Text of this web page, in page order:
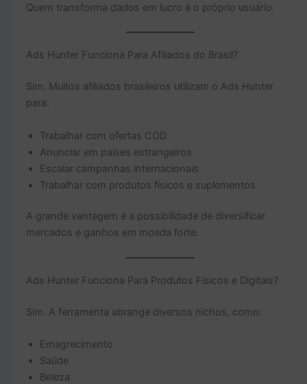
Quem transforma dados em lucro é o próprio usuário.
Ads Hunter Funciona Para Afiliados do Brasil?
Sim. Muitos afiliados brasileiros utilizam o Ads Hunter
para:
Trabalhar com ofertas COD
Anunciar em países estrangeiros
Escalar campanhas internacionais
Trabalhar com produtos físicos e suplementos
A grande vantagem é a possibilidade de diversificar
mercados e ganhos em moeda forte.
Ads Hunter Funciona Para Produtos Físicos e Digitais?
Sim. A ferramenta abrange diversos nichos, como:
Emagrecimento
Saúde
Beleza